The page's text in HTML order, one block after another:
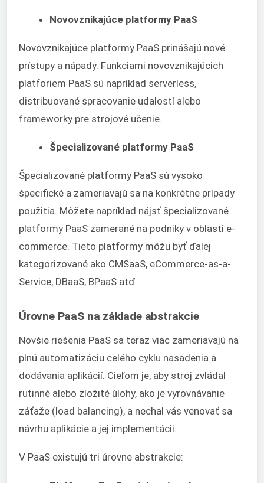
Novovznikajúce platformy PaaS
Novovznikajúce platformy PaaS prinášajú nové
prístupy a nápady. Funkciami novovznikajúcich
platforiem PaaS sú napríklad serverless,
distribuované spracovanie udalostí alebo
frameworky pre strojové učenie.
Špecializované platformy PaaS
Špecializované platformy PaaS sú vysoko
špecifické a zameriavajú sa na konkrétne prípady
použitia. Môžete napríklad nájsť špecializované
platformy PaaS zamerané na podniky v oblasti e-
commerce. Tieto platformy môžu byť ďalej
kategorizované ako CMSaaS, eCommerce-as-a-
Service, DBaaS, BPaaS atď.
Úrovne PaaS na základe abstrakcie
Novšie riešenia PaaS sa teraz viac zameriavajú na
plnú automatizáciu celého cyklu nasadenia a
dodávania aplikácií. Cieľom je, aby stroj zvládal
rutinné alebo zložité úlohy, ako je vyrovnávanie
záťaže (load balancing), a nechal vás venovať sa
návrhu aplikácie a jej implementácii.
V PaaS existujú tri úrovne abstrakcie: